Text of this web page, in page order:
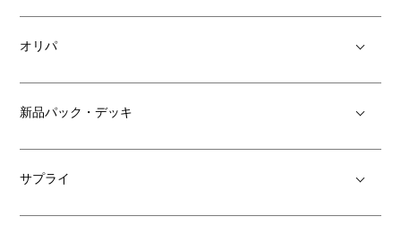
オリパ
新品パック・デッキ
サプライ